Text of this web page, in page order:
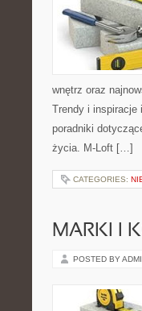
wnętrz oraz
Trendy i inspiracje
poradniki
życia. M-Loft […]
CATEGORIES:
MARKI I
POSTED BY